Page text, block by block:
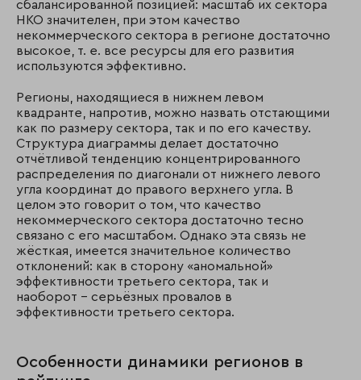
сбалансированной позицией: масштаб их сектора
НКО значителен, при этом качество
некоммерческого сектора в регионе достаточно
высокое, т. е. все ресурсы для его развития
используются эффективно.
Регионы, находящиеся в нижнем левом
квадранте, напротив, можно назвать отстающими
как по размеру сектора, так и по его качеству.
Структура диаграммы делает достаточно
отчётливой тенденцию концентрированного
распределения по диагонали от нижнего левого
угла координат до правого верхнего угла. В
целом это говорит о том, что качество
некоммерческого сектора достаточно тесно
связано с его масштабом. Однако эта связь не
жёсткая, имеется значительное количество
отклонений: как в сторону «аномальной»
эффективности третьего сектора, так и
наоборот – серьёзных провалов в
эффективности третьего сектора.
Особенности динамики регионов в